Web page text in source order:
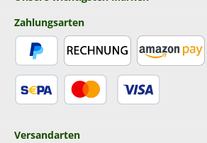
Zahlungsarten
Versandarten